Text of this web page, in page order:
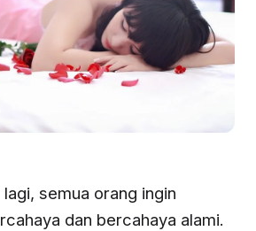
semua orang ingin
dan bercahaya alami.